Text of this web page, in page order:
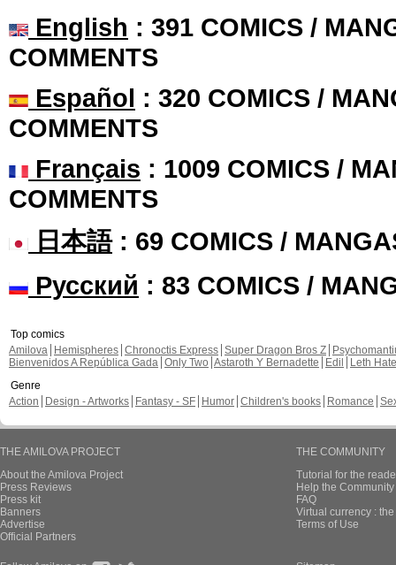
English : 391 COMICS /
COMMENTS
Español : 320 COMICS /
COMMENTS
Français : 1009 COMICS /
COMMENTS
日本語: 69 COMICS /
Русский : 83 COMICS /
Top comics
Amilova
Hemispheres Chronoctis Express Super Dragon Bros Z
Bienvenidos A República Gada Only Two Astaroth Y Bernadette Edil
Leth Hate
Genre
Action
Design - Artworks Fantasy - SF Humor Children's books Romance
THE AMILOVA PROJECT
About the Amilova Project
Press Reviews
Press kit
Banners
Advertise
Official Partners
THE COMMUNITY
Tutorial for the
Help the
FAQ
Virtual currency :
Terms of Use